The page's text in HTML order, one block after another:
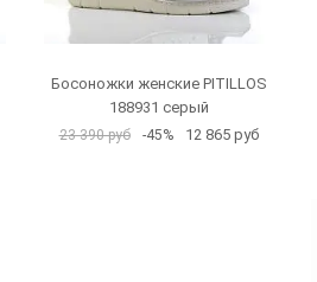
Босоножки женские PITILLOS
188931 серый
23 390 руб -45% 12 865 руб